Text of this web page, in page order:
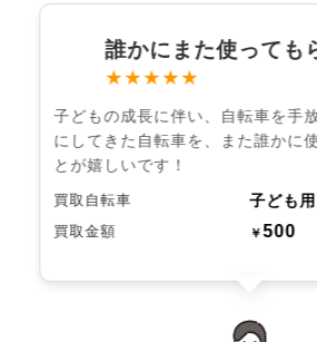
誰かにまた使っても
★★★★★
子どもの成長に伴い、自転車を手
にしてきた自転車を、また誰かに
とが嬉しいです！
買取自転車 子ども
買取金額 ￥500